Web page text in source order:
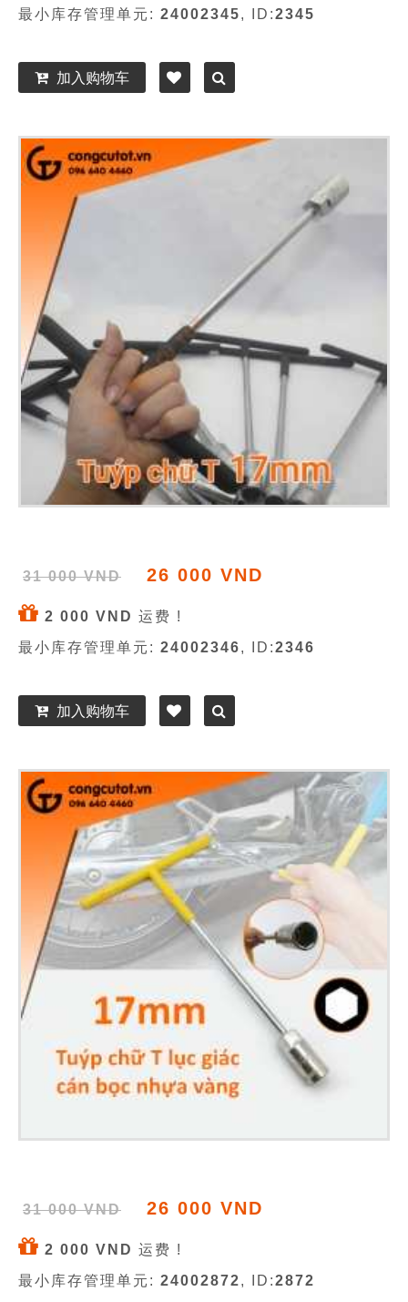
最小库存管理单元: 24002345, ID:2345
加入购物车
31 000 VND 26 000 VND
2 000 VND 运费 !
最小库存管理单元: 24002346, ID:2346
加入购物车
31 000 VND 26 000 VND
2 000 VND 运费 !
最小库存管理单元: 24002872, ID:2872